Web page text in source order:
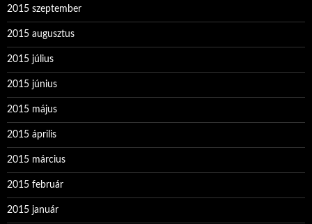
2015 szeptember
2015 augusztus
2015 július
2015 június
2015 május
2015 április
2015 március
2015 február
2015 január